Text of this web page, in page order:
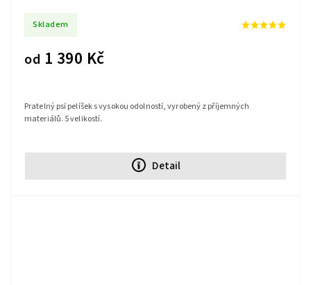
Skladem
od 1 390 Kč
Detail
Pratelný psí pelíšek s vysokou odolností, vyrobený z příjemných
materiálů. 5 velikostí.